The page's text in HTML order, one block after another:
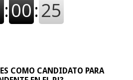
COMO CANDIDATO PARA